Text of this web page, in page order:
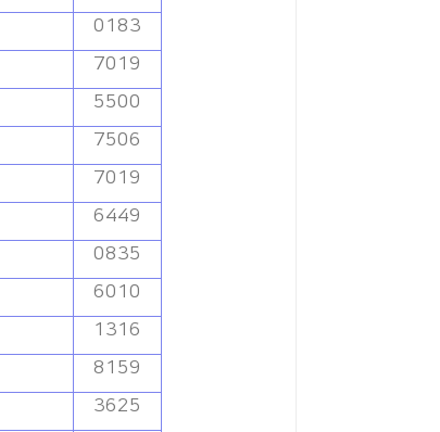
0183
7019
5500
7506
7019
6449
0835
6010
1316
8159
3625